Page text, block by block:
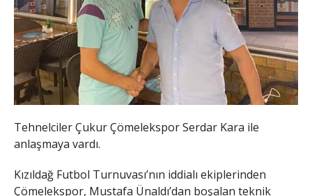
Tehnelciler Çukur Çömelekspor Serdar Kara ile
anlaşmaya vardı.
Kızıldağ Futbol Turnuvası’nın iddialı ekiplerinden
Çömelekspor, Mustafa Ünaldı’dan boşalan teknik